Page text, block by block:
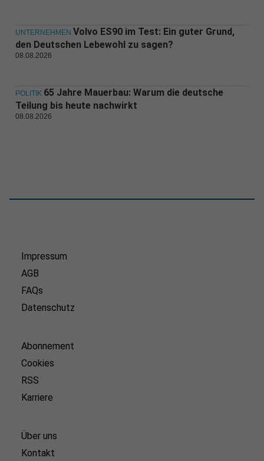
UNTERNEHMEN Volvo ES90 im Test: Ein guter Grund,
den Deutschen Lebewohl zu sagen?
08.08.2026
POLITIK 65 Jahre Mauerbau: Warum die deutsche
Teilung bis heute nachwirkt
08.08.2026
Impressum
AGB
FAQs
Datenschutz
Abonnement
Cookies
RSS
Karriere
Über uns
Kontakt